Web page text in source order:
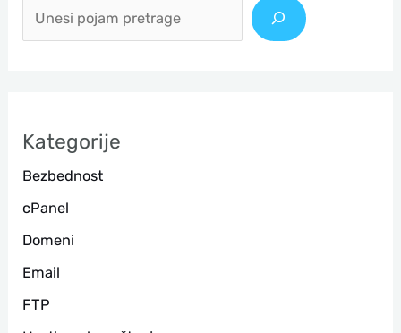
е
г
а
Kategorije
Bezbednost
cPanel
Domeni
Email
FTP